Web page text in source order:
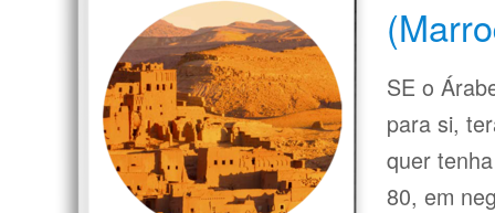
SE o
para si,
quer
80, em